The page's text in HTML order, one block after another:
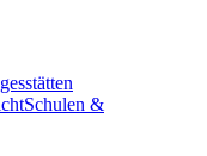
Schulen &